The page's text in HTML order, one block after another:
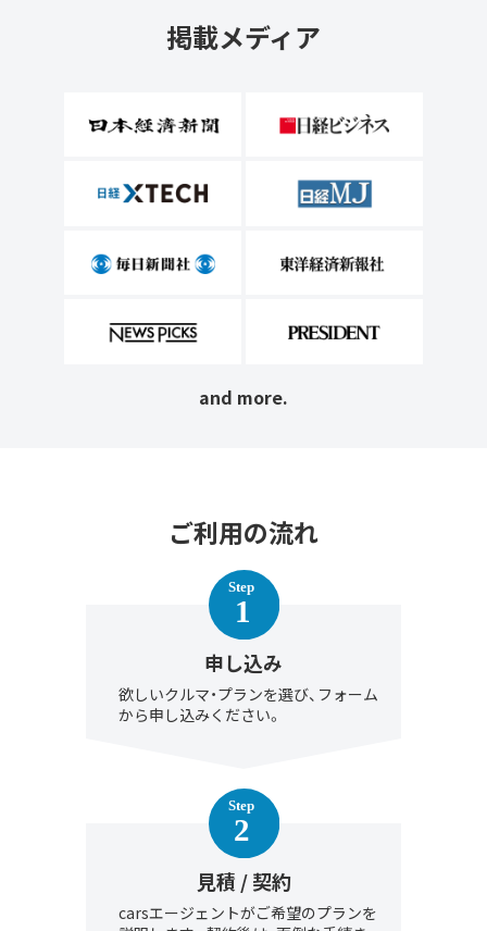
掲載メディア
and more.
ご利用の流れ
申し込み
欲しいクルマ・プランを選び、フォーム
から申し込みください。
見積 / 契約
carsエージェントがご希望のプランを